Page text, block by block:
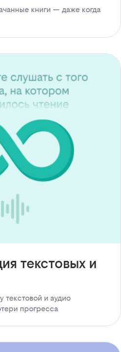
книги — даже когда
текстовых и
текстовой и аудио
прогресса